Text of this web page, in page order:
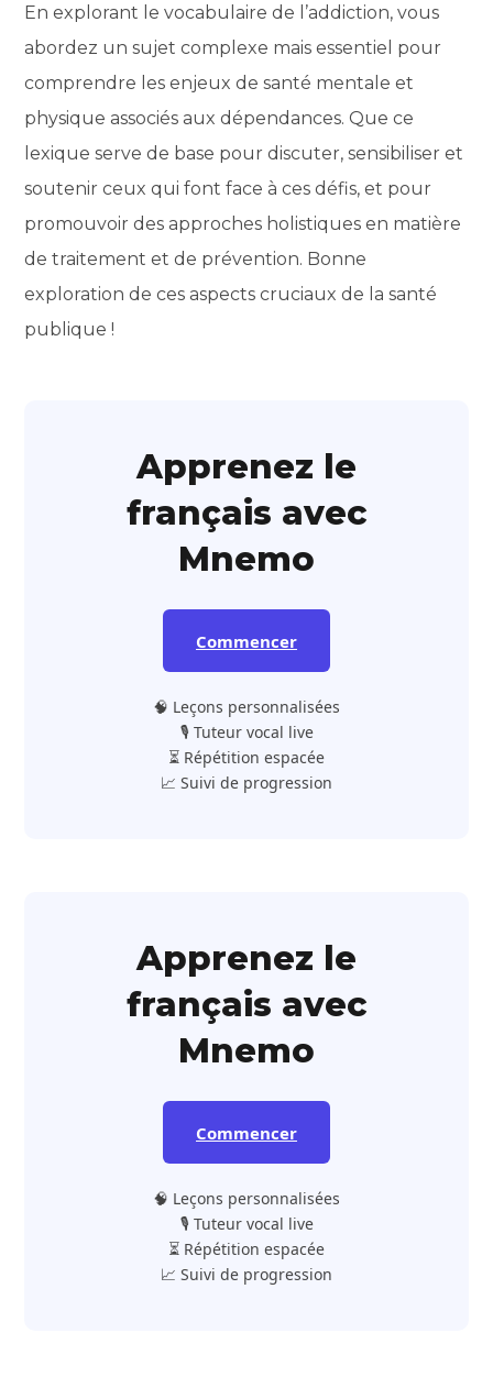
En explorant le vocabulaire de l’addiction, vous
abordez un sujet complexe mais essentiel pour
comprendre les enjeux de santé mentale et
physique associés aux dépendances. Que ce
lexique serve de base pour discuter, sensibiliser et
soutenir ceux qui font face à ces défis, et pour
promouvoir des approches holistiques en matière
de traitement et de prévention. Bonne
exploration de ces aspects cruciaux de la santé
publique !
Apprenez le
français avec
Mnemo
Commencer
🧠 Leçons personnalisées
🎙️ Tuteur vocal live
⏳ Répétition espacée
📈 Suivi de progression
Apprenez le
français avec
Mnemo
Commencer
🧠 Leçons personnalisées
🎙️ Tuteur vocal live
⏳ Répétition espacée
📈 Suivi de progression